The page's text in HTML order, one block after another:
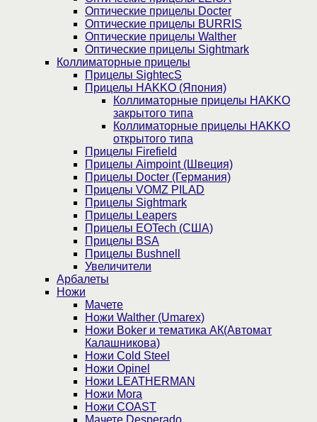
Оптические прицелы Docter
Оптические прицелы BURRIS
Оптические прицелы Walther
Оптические прицелы Sightmark
Коллиматорные прицелы
Прицелы SightecS
Прицелы HAKKO (Япония)
Коллиматорные прицелы HAKKO
закрытого типа
Коллиматорные прицелы HAKKO
открытого типа
Прицелы Firefield
Прицелы Aimpoint (Швеция)
Прицелы Docter (Германия)
Прицелы VOMZ PILAD
Прицелы Sightmark
Прицелы Leapers
Прицелы EOTech (США)
Прицелы BSA
Прицелы Bushnell
Увеличители
Арбалеты
Ножи
Мачете
Ножи Walther (Umarex)
Ножи Boker и тематика АК(Автомат
Калашникова)
Ножи Cold Steel
Ножи Opinel
Ножи LEATHERMAN
Ножи Mora
Ножи COAST